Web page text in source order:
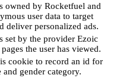
owned by Rocketfuel and
user data to target
deliver personalized ads.
set by the provider Ezoic
the user has viewed.
cookie to record an id for
and gender category.